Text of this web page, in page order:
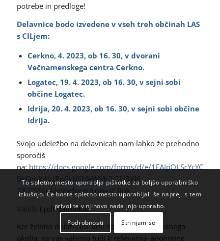
potrebe in predloge!
Delavnice bodo izvedene v vseh treh občinah LAS
s CILjem:
Cerkno, 4. 2023, ob 16. 30, v dvorani
Večnamenskega centra Cerkno.
Logatec, 19. 4. 2023, ob 16. 30, v sejni sobi
občine Logatec.
Idrija, 20. 4. 2023, ob 16. 30, v sejni sobi občine
Idrija.
Svojo udeležbo na delavnicah nam lahko že prehodno
sporočiš
na:https://docs.google.com/forms/d/e/
BkQmX4bzPoCkNSMeWMr2jGU8Xf6-
780TSSacA/viewform?usp=sf_link
Vabilo (.pdf datoteka)
Ker želimo dobiti čim širši nabor potreb lokalnega
okolja, pa vas vabimo tudi k reševanju anonimne
To spletno mesto uporablja piškotke za boljšo uporabniško
izkušnjo. Če boste spletno mesto uporabljali še naprej, s tem
privolite v njihovo nadaljnjo uporabo.
Podrobnosti
Strinjam se